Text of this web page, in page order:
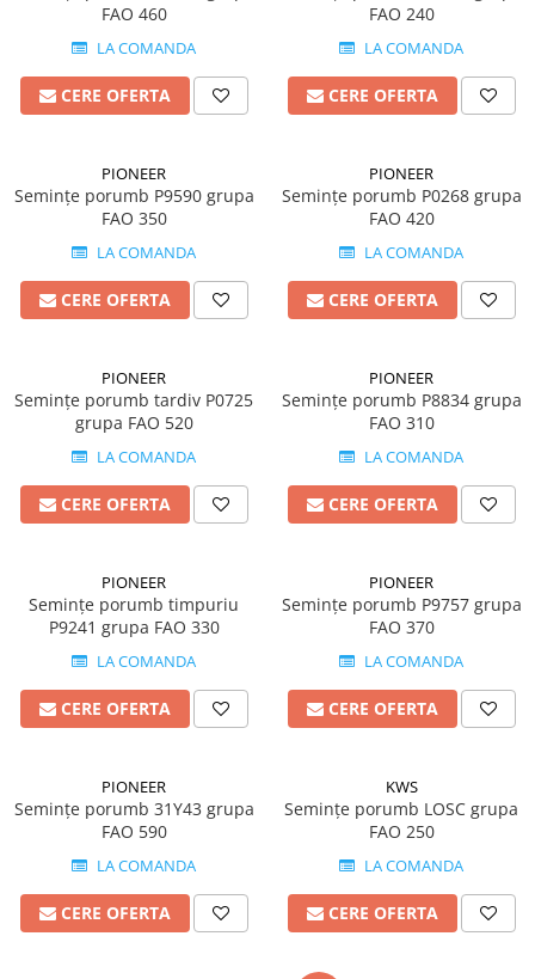
ARBUȘTI FRUCTIFERI
Erbicide
Fungicide
Insecticide
Fertilizanți foliari
Erbicide
Fungicide
Insecticide
Dezinfectant sol
ARPAGIC
Erbicide
Insecticide
Fertilizanți foliari
BUMBAC
Fertilizanți foliari
Fungicide
Insecticide
Acaricide
Biostimulatori
Fertilizanți foliari
ARDEI IUTE
Insecticide
BUMBAC
Fungicide
Insecticide
Acaricide
Biostimulatori
Fertilizanți foliari
Fungicide
Insecticide
Acaricide
Fertilizanți foliari
Insecticide
Biostimulatori
Fertilizanți foliari
CASTRAVEȚI
Acaricide
Fertilizanți foliari
CASTRAVEȚI CORNIȘON
Insecticide
CEAPĂ
FAO 460
LA COMANDA
CERE OFERTA
FAO 240
LA COMANDA
CERE OFERTA
PIONEER
Semințe porumb P9590 grupa
FAO 350
LA COMANDA
CERE OFERTA
PIONEER
Semințe porumb P0268 grupa
FAO 420
LA COMANDA
CERE OFERTA
PIONEER
Semințe porumb tardiv P0725
grupa FAO 520
LA COMANDA
CERE OFERTA
PIONEER
Semințe porumb P8834 grupa
FAO 310
LA COMANDA
CERE OFERTA
PIONEER
Semințe porumb timpuriu
P9241 grupa FAO 330
LA COMANDA
CERE OFERTA
PIONEER
Semințe porumb P9757 grupa
FAO 370
LA COMANDA
CERE OFERTA
PIONEER
Semințe porumb 31Y43 grupa
FAO 590
LA COMANDA
CERE OFERTA
KWS
Semințe porumb LOSC grupa
FAO 250
LA COMANDA
CERE OFERTA